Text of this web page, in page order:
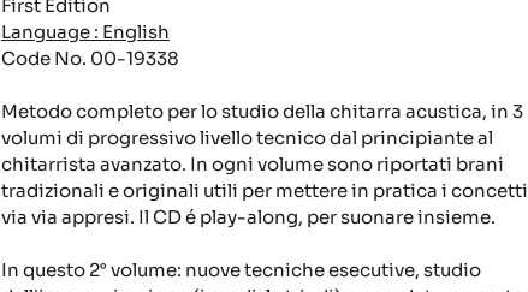
First Edition
Language : English
Code No. 00-19338
Metodo completo per lo studio della chitarra acustica, in 3
volumi di progressivo livello tecnico dal principiante al
chitarrista avanzato. In ogni volume sono riportati brani
tradizionali e originali utili per mettere in pratica i concetti
via via appresi. Il CD é play-along, per suonare insieme.
In questo 2° volume: nuove tecniche esecutive, studio